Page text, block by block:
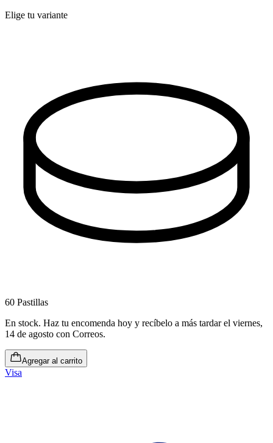
Elige tu variante
60 Pastillas
En stock. Haz tu encomenda hoy y recíbelo a más tardar el viernes,
14 de agosto con Correos.
Agregar al carrito
Visa